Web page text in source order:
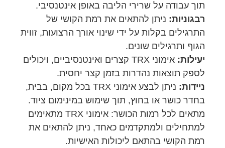
תוך עבודה על שרירי הליבה באופן אינטנסיבי.
רבגוניות: ניתן להתאים את רמת הקושי של
התרגילים בקלות על ידי שינוי אורך הרצועות, זווית
הגוף ותרגילים שונים.
יעילות:
אימוני TRX קצרים ואינטנסיביים, ויכולים
לספק תוצאות נהדרות בזמן קצר יחסית.
ניידות:
ניתן לבצע אימוני TRX בכל מקום, בבית,
בחדר כושר או בחוץ, תוך שימוש במינימום ציוד.
מתאים לכל רמות הכושר: אימוני TRX מתאימים
למתחילים ולמתקדמים כאחד, ניתן להתאים את
רמת הקושי בהתאם ליכולות האישיות.